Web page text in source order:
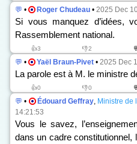
💬 • Roger Chudeau • 2025 Dec
Si vous manquez d’idées,
Rassemblement national.
👍3 👎2
💬 • Yaël Braun-Pivet • 2025 Dec
La parole est à M. le ministre
👍0 👎0
💬 • Édouard Geffray, Ministre de
14:21:53
Vous le savez,
dans un cadre constitutionnel,